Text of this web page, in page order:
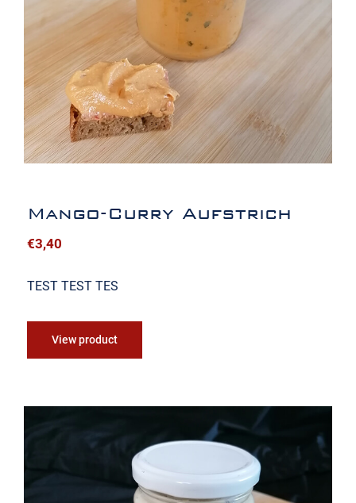
Mango-Curry Aufstrich
Mango-Curry Aufstrich
€3,40
TEST TEST TES
View product